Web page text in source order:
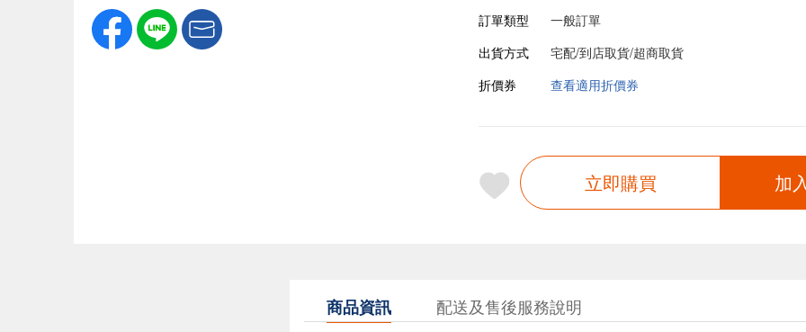
訂單類型
一般訂單
出貨方式
宅配/到店取貨/超商取貨
折價券
查看適用折價券
立即購買 加
商品資訊 配送及售後服務說明